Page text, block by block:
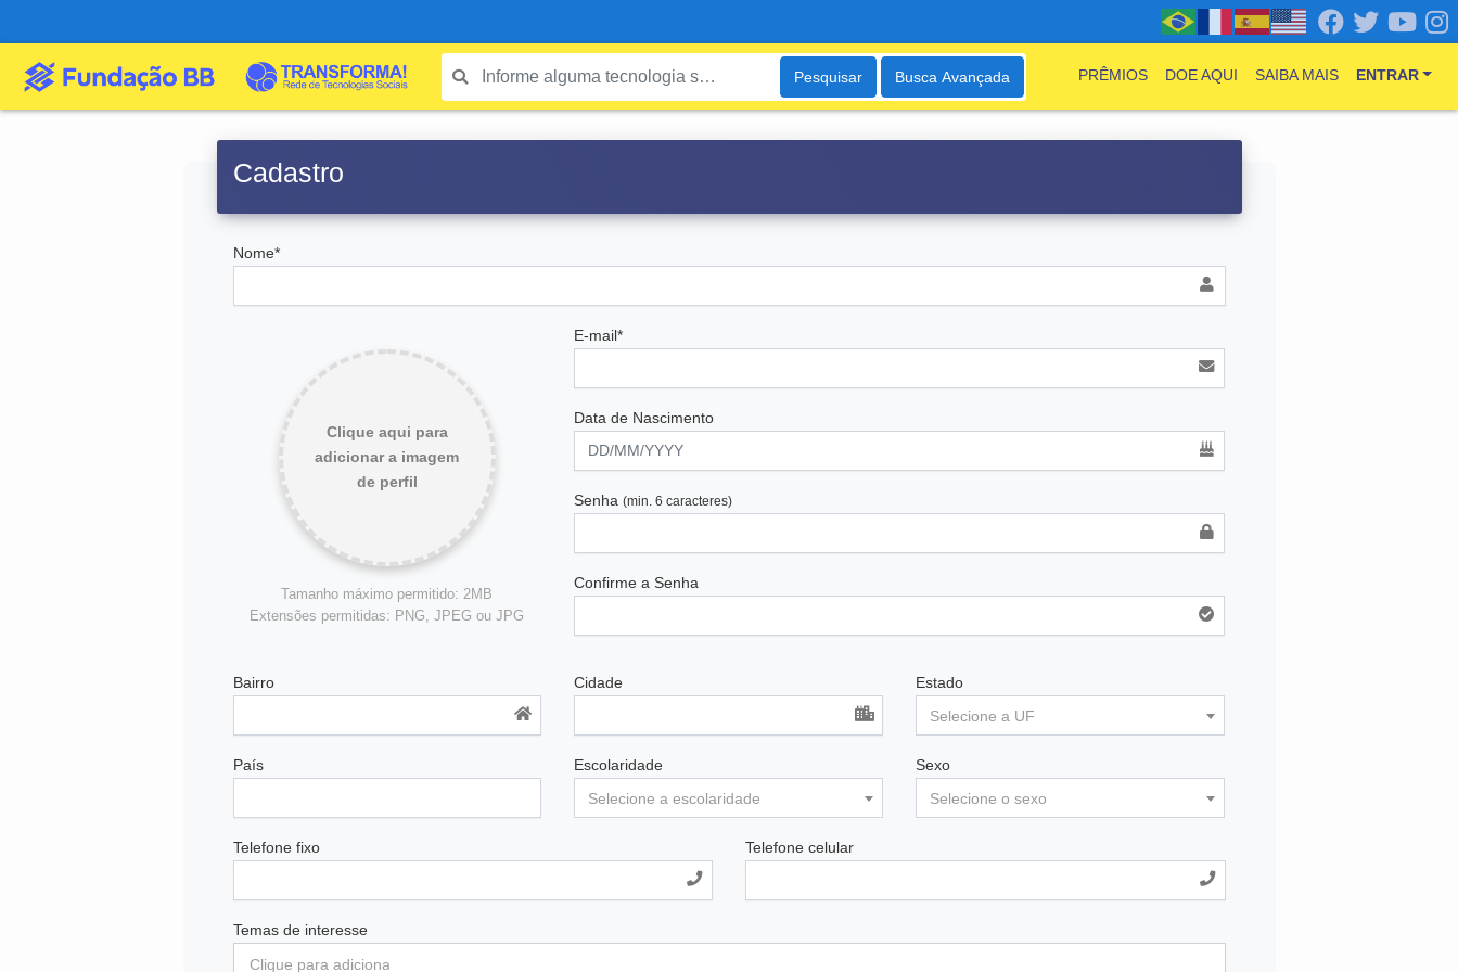
Pesquisar Busca Avançada PRÊMIOS DOE AQUI SAIBA MAIS ENTRAR
Cadastro
Nome*
Clique aqui para
adicionar a imagem
de perfil
Tamanho máximo permitido: 2MB
Extensões permitidas: PNG, JPEG ou JPG
E-mail*
Data de Nascimento
Senha(min. 6 caracteres)
Confirme a Senha
Bairro Cidade
Estado
Selecione a UF
País
Escolaridade
Selecione a escolaridade
Sexo
Selecione o sexo
Telefone fixo Telefone celular
Temas de interesse